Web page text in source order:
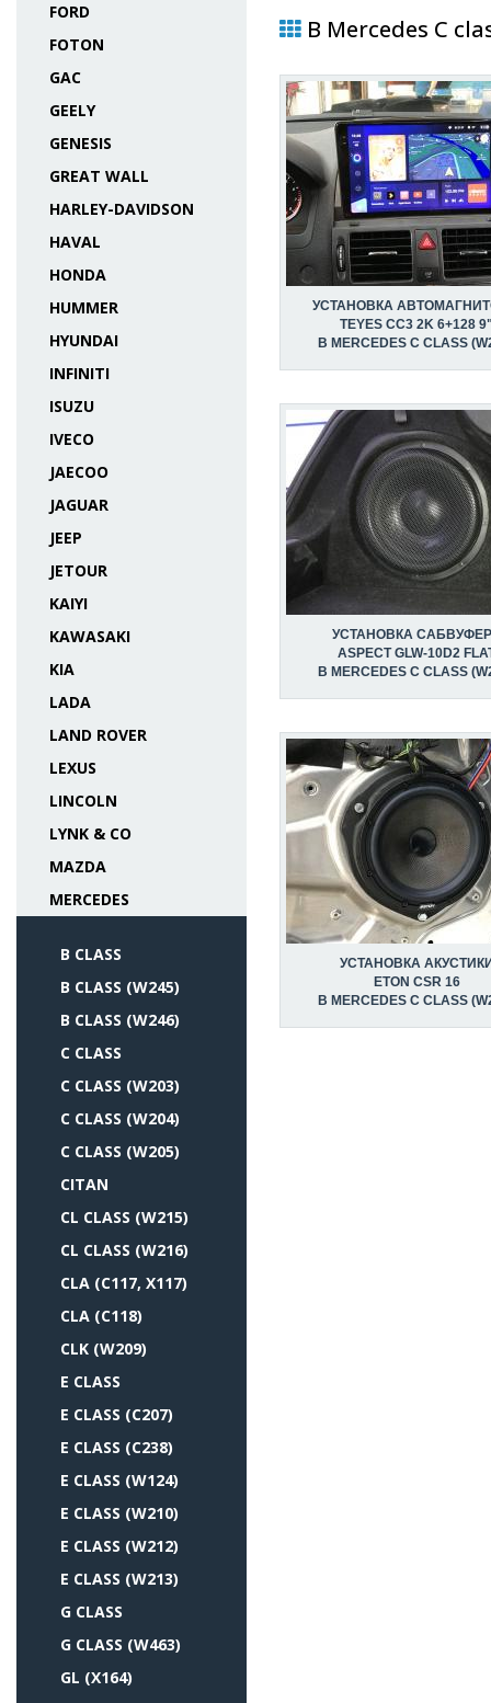
FORD
FOTON
GAC
GEELY
GENESIS
GREAT WALL
HARLEY-DAVIDSON
HAVAL
HONDA
HUMMER
HYUNDAI
INFINITI
ISUZU
IVECO
JAECOO
JAGUAR
JEEP
JETOUR
KAIYI
KAWASAKI
KIA
LADA
LAND ROVER
LEXUS
LINCOLN
LYNK & CO
MAZDA
MERCEDES
B CLASS
B CLASS (W245)
B CLASS (W246)
C CLASS
C CLASS (W203)
C CLASS (W204)
C CLASS (W205)
CITAN
CL CLASS (W215)
CL CLASS (W216)
CLA (C117, X117)
CLA (C118)
CLK (W209)
E CLASS
E CLASS (C207)
E CLASS (C238)
E CLASS (W124)
E CLASS (W210)
E CLASS (W212)
E CLASS (W213)
G CLASS
G CLASS (W463)
GL (X164)
В Mercedes C
УСТАНОВКА
TEYES CC3 2K 6+128
В MERCEDES C CLASS
УСТАНОВКА
ASPECT GLW-10D2
В MERCEDES C CLASS
УСТАНОВКА
ETON CSR 16
В MERCEDES C CLASS